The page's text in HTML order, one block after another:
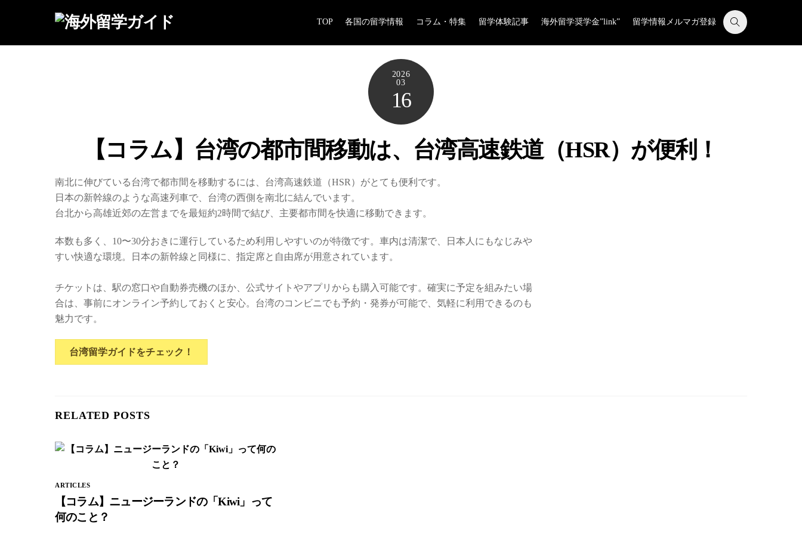
TOP 各国の留学情報 コラム・特集 留学体験記事 海外留学奨学金”link” 留学情報メルマガ登録
2026
03
16
【コラム】台湾の都市間移動は、台湾高速鉄道（HSR）が便利！
南北に伸びている台湾で都市間を移動するには、台湾高速鉄道（HSR）がとても便利です。
日本の新幹線のような高速列車で、台湾の西側を南北に結んでいます。
台北から高雄近郊の左営 までを最短約2時間で結び、主要都市間を快適に移動できます。
本数も多く、10〜30分おきに運行しているため利用しやすいのが特徴です。車内は清潔で、日本人にもなじみや
すい快適な環境。日本の新幹線と同様に、指定席と自由席が用意されています。
チケットは、駅の窓口や自動券売機のほか、公式サイトやアプリからも購入可能です。確実に予定を組みたい場
合は、事前にオンライン予約しておくと安心。台湾のコンビニでも予約・発券が可能で、気軽に利用できるのも
魅力です。
台湾留学ガイドをチェック！
RELATED POSTS
ARTICLES
【コラム】ニュージーランドの「Kiwi」って
何のこと？